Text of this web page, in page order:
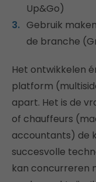
Up&Go)
Gebruik
de branche
Het ontwikkelen
platform
apart. Het is de
of chauffeurs
accountants) de
succesvolle
kan concurreren